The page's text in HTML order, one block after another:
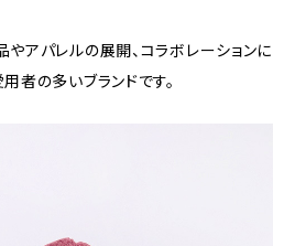
アパレルの展開、コラボレーションに
者の多いブランドです。